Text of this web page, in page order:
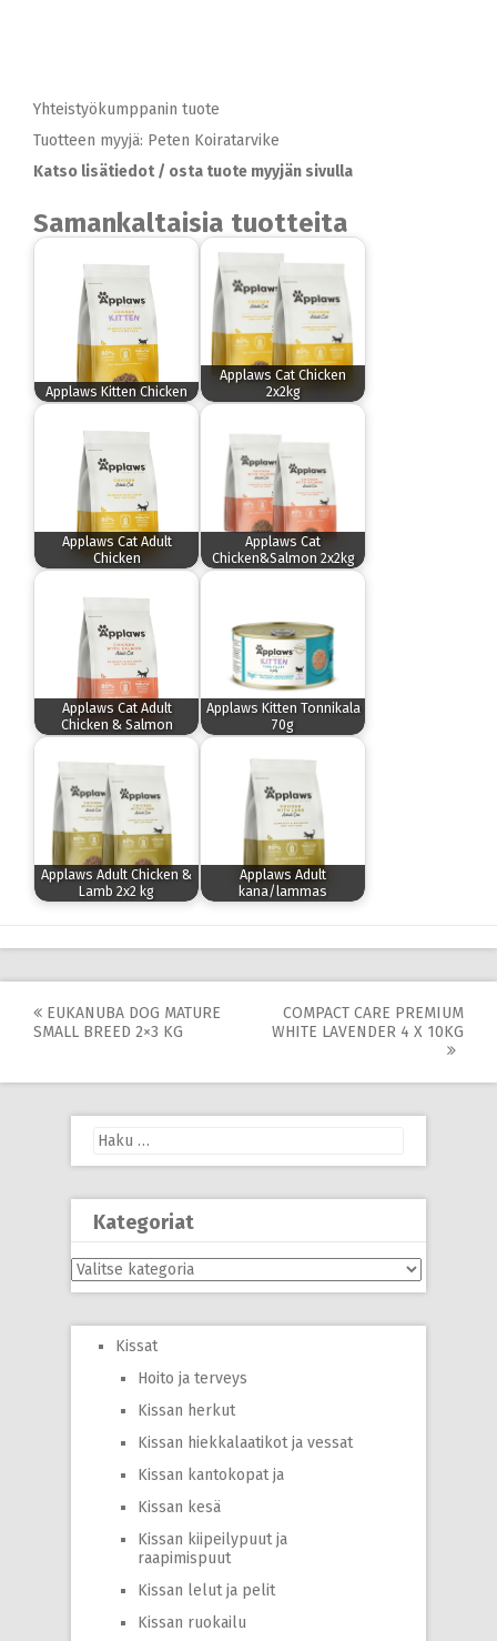
Yhteistyökumppanin tuote
Tuotteen myyjä: Peten Koiratarvike
Katso lisätiedot / osta tuote myyjän sivulla
Samankaltaisia tuotteita
Applaws Kitten Chicken
Applaws Cat Chicken
2x2kg
Applaws Cat Adult
Chicken
Applaws Cat
Chicken&Salmon 2x2kg
Applaws Cat Adult
Chicken & Salmon
Applaws Kitten Tonnikala
70g
Applaws Adult Chicken &
Lamb 2x2 kg
Applaws Adult
kana/lammas
Post
EUKANUBA DOG MATURE
SMALL BREED 2×3 KG
COMPACT CARE PREMIUM
WHITE LAVENDER 4 X 10KG
Haku:
Kategoriat
Kategoriat
Kissat
Hoito ja terveys
Kissan herkut
Kissan hiekkalaatikot ja vessat
Kissan kantokopat ja
Kissan kesä
Kissan kiipeilypuut ja
raapimispuut
Kissan lelut ja pelit
Kissan ruokailu